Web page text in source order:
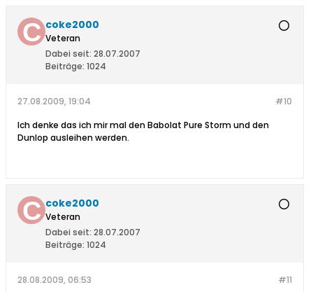
coke2000
Veteran
Dabei seit: 28.07.2007
Beiträge: 1024
#10
27.08.2009, 19:04
Ich denke das ich mir mal den Babolat Pure Storm und den
Dunlop ausleihen werden.
coke2000
Veteran
Dabei seit: 28.07.2007
Beiträge: 1024
#11
28.08.2009, 06:53